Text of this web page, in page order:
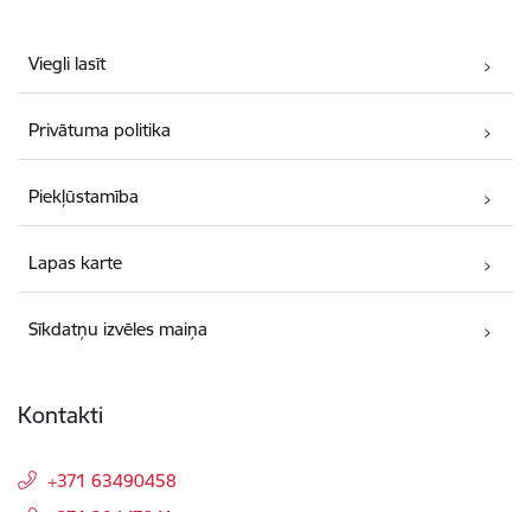
Viegli lasīt
Privātuma politika
Piekļūstamība
Lapas karte
Sīkdatņu izvēles maiņa
Kontakti
+371 63490458